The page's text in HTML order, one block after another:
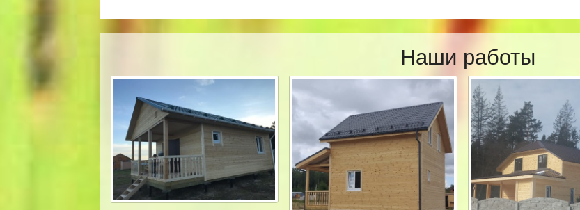
Наши работы